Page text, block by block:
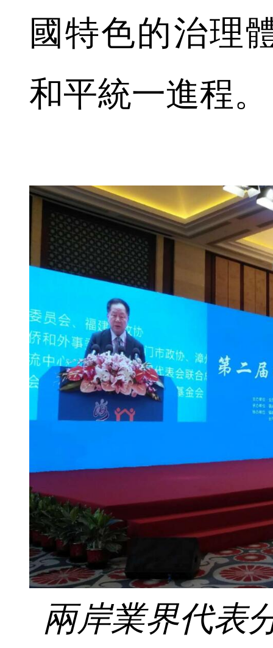
國特色的治理
和平統一進程。
兩岸業界代表